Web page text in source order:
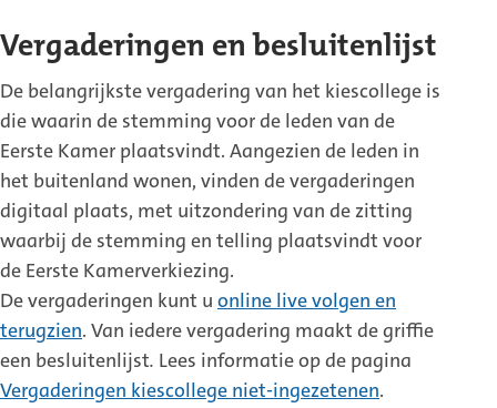
Vergaderingen en besluitenlijst
De belangrijkste vergadering van het kiescollege is
die waarin de stemming voor de leden van de
Eerste Kamer plaatsvindt. Aangezien de leden in
het buitenland wonen, vinden de vergaderingen
digitaal plaats, met uitzondering van de zitting
waarbij de stemming en telling plaatsvindt voor
de Eerste Kamerverkiezing.
De vergaderingen kunt u online live volgen en
terugzien. Van iedere vergadering maakt de griffie
een besluitenlijst. Lees informatie op de pagina
Vergaderingen kiescollege niet-ingezetenen.